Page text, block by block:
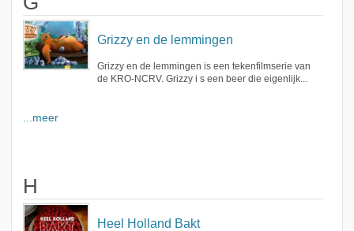
Grizzy en de lemmingen
Grizzy en de lemmingen is een tekenfilmserie van
de KRO-NCRV. Grizzy i s een beer die eigenlijk...
...meer
H
Heel Holland Bakt